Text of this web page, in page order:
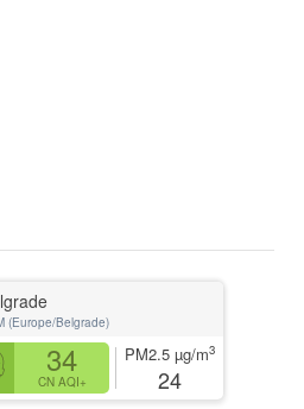
(Europe/Belgrade)
34
CN AQI+
PM2.5 µg/m3
24